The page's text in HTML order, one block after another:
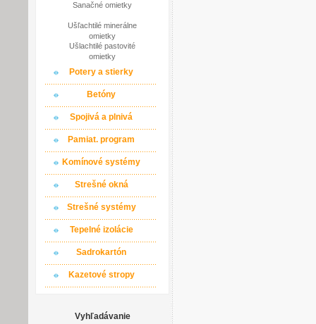
Sanačné omietky
Ušľachtilé minerálne
omietky
Ušlachtilé pastovité
omietky
Potery a stierky
Betóny
Spojivá a plnivá
Pamiat. program
Komínové systémy
Strešné okná
Strešné systémy
Tepelné izolácie
Sadrokartón
Kazetové stropy
Vyhľadávanie